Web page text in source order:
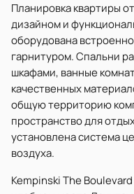
Планировка квартиры
дизайном и
оборудована
гарнитуром. Спальни
шкафами, ванные
качественных
общую территорию
пространство для
установлена система
воздуха.
Kempinski The